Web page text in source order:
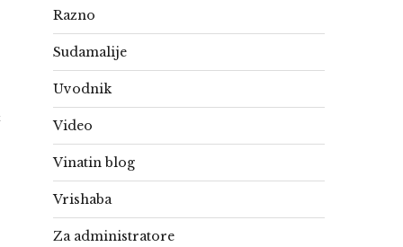
Razno
Sudamalije
Uvodnik
Video
Vinatin blog
Vrishaba
Za administratore